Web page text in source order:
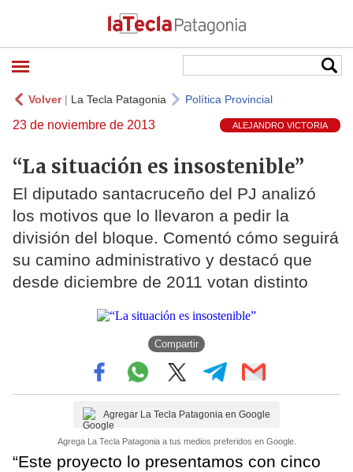
Volver| La Tecla Patagonia Política Provincial
23 de noviembre de 2013 ALEJANDRO VICTORIA
“La situación es insostenible”
El diputado santacruceño del PJ analizó
los motivos que lo llevaron a pedir la
división del bloque. Comentó cómo seguirá
su camino administrativo y destacó que
desde diciembre de 2011 votan distinto
Compartir
Agregar La Tecla Patagonia en Google
Agrega La Tecla Patagonia a tus medios preferidos en Google.
“Este proyecto lo presentamos con cinco